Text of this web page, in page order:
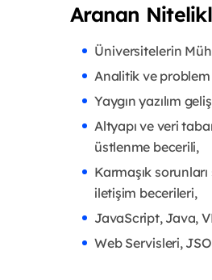
Aranan
Üniversitelerin
Analitik ve
Yaygın yazılım
Altyapı ve veri
üstlenme becerili,
Karmaşık
iletişim becerileri,
JavaScript, Java,
Web Servisleri,